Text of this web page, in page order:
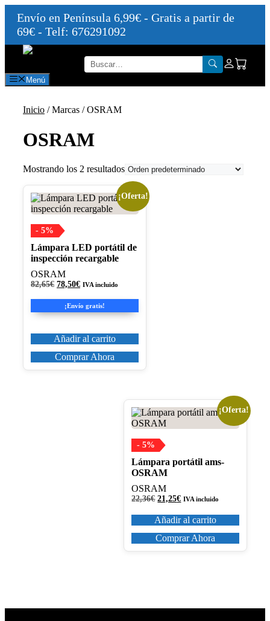
Envío en Península 6,99€ - Gratis a partir de
69€ - Telf: 676291092
Saltar
contenido
Menú
Inicio / Marcas / OSRAM
OSRAM
Mostrando los 2 resultados
¡Oferta!
- 5%
Lámpara LED portátil de
inspección recargable
OSRAM
82,65€ El
original
era:
78,50€El
actual
es:
IVA incluido
¡Envío gratis!
Añadir al carrito
Comprar Ahora
¡Oferta!
- 5%
Lámpara portátil ams-
OSRAM
OSRAM
22,36€ El
original
era:
22,36€.
21,25€El
actual
es:
21,25€.
IVA incluido
Añadir al carrito
Comprar Ahora